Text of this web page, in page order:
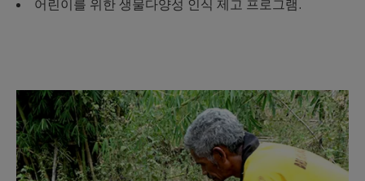
어린이를 위한 생물다양성 인식 제고 프로그램.